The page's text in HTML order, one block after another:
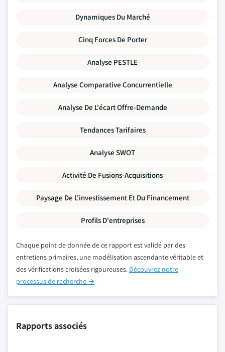
Dynamiques Du Marché
Cinq Forces De Porter
Analyse PESTLE
Analyse Comparative Concurrentielle
Analyse De L'écart Offre-Demande
Tendances Tarifaires
Analyse SWOT
Activité De Fusions-Acquisitions
Paysage De L'investissement Et Du Financement
Profils D'entreprises
Chaque point de donnée de ce rapport est validé par des
entretiens primaires, une modélisation ascendante véritable et
des vérifications croisées rigoureuses. Découvrez notre
processus de recherche →
Rapports associés